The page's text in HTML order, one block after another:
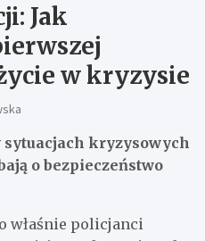
Jak
w kryzysie
kryzysowych
o bezpieczeństwo
właśnie policjanci